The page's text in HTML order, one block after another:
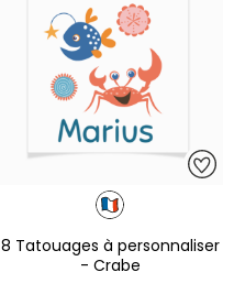
8 Tatouages à personnaliser
- Crabe